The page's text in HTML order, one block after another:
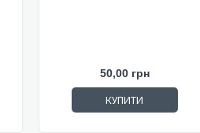
50,00 грн
КУПИТИ